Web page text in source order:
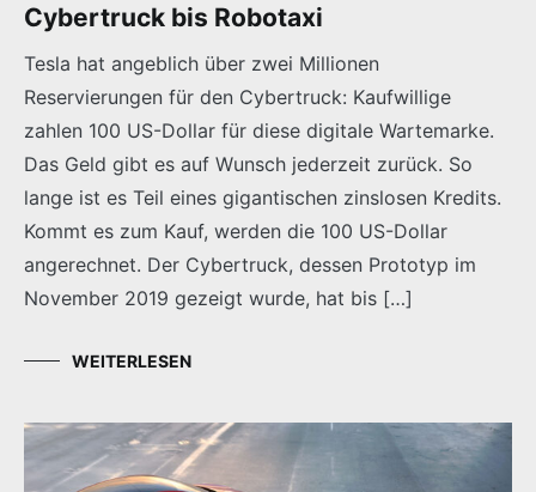
Cybertruck bis Robotaxi
Tesla hat angeblich über zwei Millionen
Reservierungen für den Cybertruck: Kaufwillige
zahlen 100 US-Dollar für diese digitale Wartemarke.
Das Geld gibt es auf Wunsch jederzeit zurück. So
lange ist es Teil eines gigantischen zinslosen Kredits.
Kommt es zum Kauf, werden die 100 US-Dollar
angerechnet. Der Cybertruck, dessen Prototyp im
November 2019 gezeigt wurde, hat bis […]
WEITERLESEN